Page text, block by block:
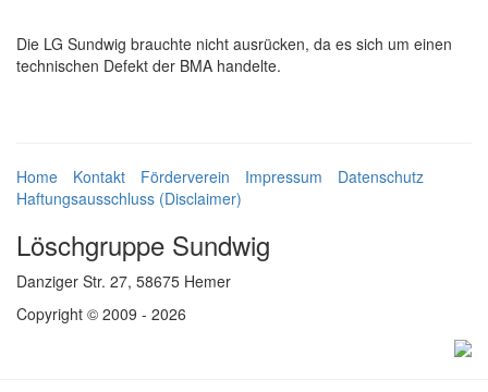
Die LG Sundwig brauchte nicht ausrücken, da es sich um einen
technischen Defekt der BMA handelte.
Home Kontakt Förderverein Impressum
Datenschutz
Haftungsausschluss (Disclaimer)
Löschgruppe Sundwig
Danziger Str. 27, 58675 Hemer
Copyright © 2009 - 2026